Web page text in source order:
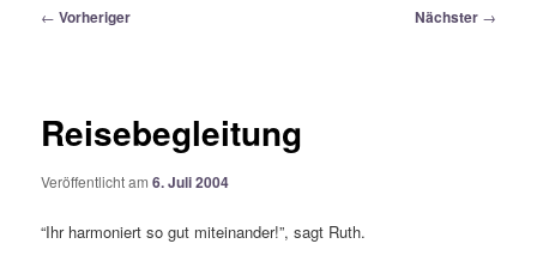
Beitragsnavigation
← Vorheriger Nächster →
Reisebegleitung
Veröffentlicht am6. Juli 2004
“Ihr harmoniert so gut miteinander!”, sagt Ruth.